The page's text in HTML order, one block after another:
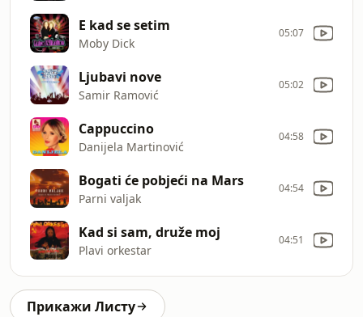
E kad se setim
Moby Dick
05:07
Ljubavi nove
Samir Ramović
05:02
Cappuccino
Danijela Martinović
04:58
Bogati će pobjeći na Mars
Parni valjak
04:54
Kad si sam, druže moj
Plavi orkestar
04:51
Прикажи Листу